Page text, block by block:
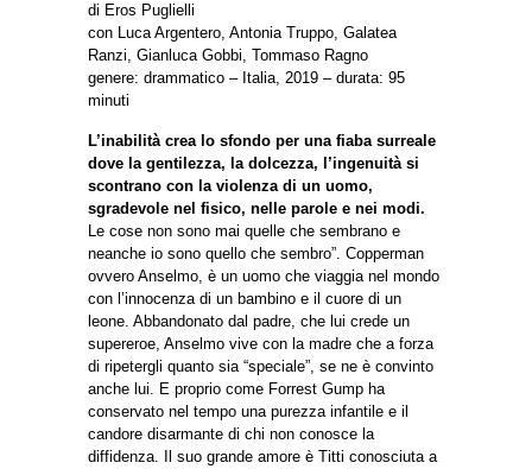
di Eros Puglielli
con Luca Argentero, Antonia Truppo, Galatea
Ranzi, Gianluca Gobbi, Tommaso Ragno
genere: drammatico – Italia, 2019 – durata: 95
minuti
L’inabilità crea lo sfondo per una fiaba surreale
dove la gentilezza, la dolcezza, l’ingenuità si
scontrano con la violenza di un uomo,
sgradevole nel fisico, nelle parole e nei modi.
Le cose non sono mai quelle che sembrano e
neanche io sono quello che sembro”. Copperman
ovvero Anselmo, è un uomo che viaggia nel mondo
con l’innocenza di un bambino e il cuore di un
leone. Abbandonato dal padre, che lui crede un
supereroe, Anselmo vive con la madre che a forza
di ripetergli quanto sia “speciale”, se ne è convinto
anche lui. E proprio come Forrest Gump ha
conservato nel tempo una purezza infantile e il
candore disarmante di chi non conosce la
diffidenza. Il suo grande amore è Titti conosciuta a